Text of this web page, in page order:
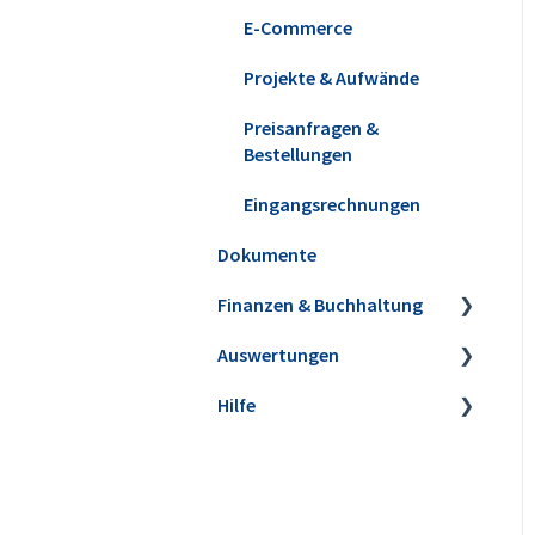
E-Commerce
Projekte & Aufwände
Preisanfragen &
Bestellungen
Eingangsrechnungen
Dokumente
Finanzen & Buchhaltung
Banking & Kasse
Kasse POS
Auswertungen
Steuer-Auswertungen
Hilfe